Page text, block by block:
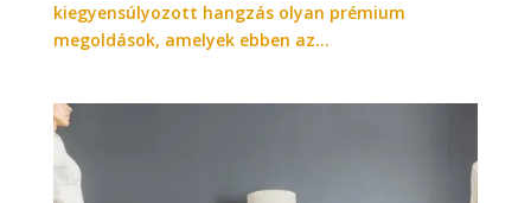
kiegyensúlyozott hangzás olyan prémium
megoldások, amelyek ebben az...